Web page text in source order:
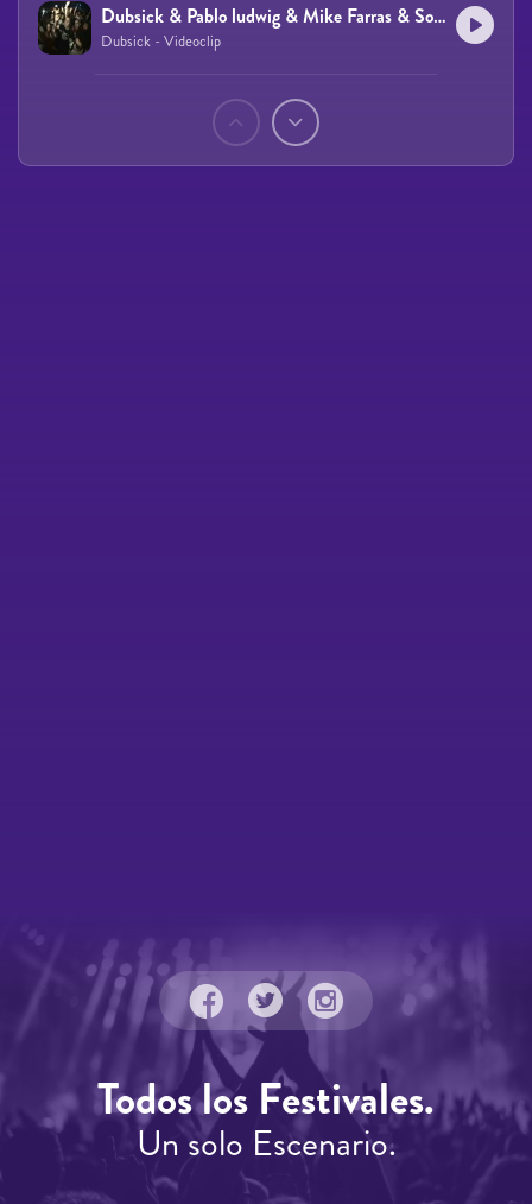
Dubsick & Pablo ludwig & Mike Farras & Sonicblast - Transylvania Club
Dubsick - Videoclip
Todos los Festivales.
Un solo Escenario.